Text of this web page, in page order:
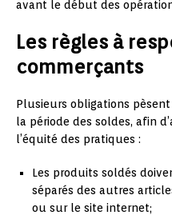
avant le début des
Les règles à
commerçants
Plusieurs obligations
la période des soldes, afin
l’équité des pratiques :
Les produits soldés
séparés des autres
ou sur le site internet;